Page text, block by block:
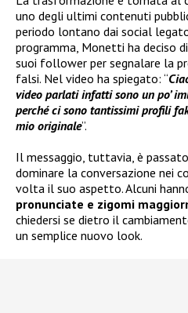
uno degli ultimi contenuti
periodo lontano dai social
programma, Monetti ha deciso
suoi follower per segnalare la
falsi. Nel video ha spiegato: “
video parlati infatti sono un po’
perché ci sono tantissimi profili
mio originale”.
Il messaggio, tuttavia, è
dominare la conversazione nei
volta il suo aspetto. Alcuni
pronunciate e zigomi
chiedersi se dietro il
un semplice nuovo look.